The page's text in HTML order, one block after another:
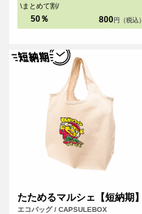
\まとめて割/
50％ 800 円（税込）
たためるマルシェ【短納期】
エコバッグ / CAPSULEBOX